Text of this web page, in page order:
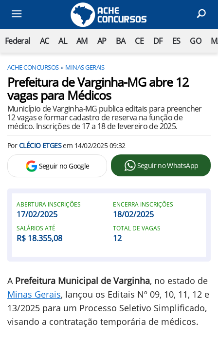
Federal AC AL AM AP BA CE DF ES GO
ACHE CONCURSOS MINAS GERAIS
Prefeitura de Varginha-MG abre 12
vagas para Médicos
Município de Varginha-MG publica editais para preencher
12 vagas e formar cadastro de reserva na função de
médico. Inscrições de 17 a 18 de fevereiro de 2025.
PorCLÉCIO ETGESem 14/02/2025 09:32
Seguir no Google Seguir no WhatsApp
APrefeitura Municipal de Varginha, no estado de
Minas Gerais, lançou os Editais Nº 09, 10, 11, 12 e
13/2025 para um Processo Seletivo Simplificado,
visando a contratação temporária de médicos.
ABERTURA INSCRIÇÕES
17/02/2025
ENCERRA INSCRIÇÕES
18/02/2025
SALÁRIOS ATÉ
R$ 18.355,08
TOTAL DE VAGAS
12